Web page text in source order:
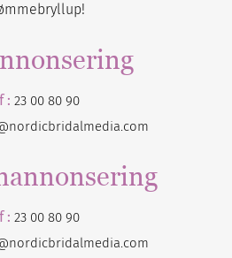
: 23 00 80 90
: 23 00 80 90
nordicbridalmedia.com